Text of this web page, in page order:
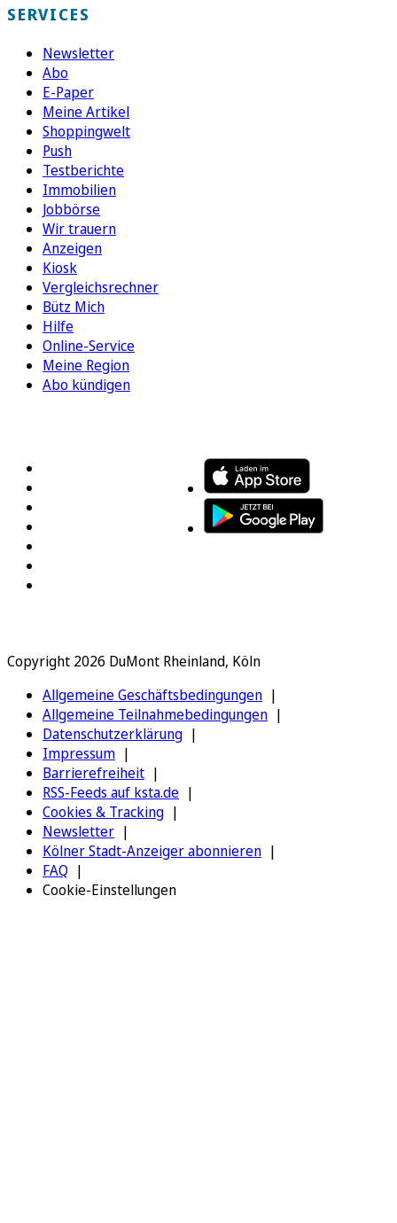
SERVICES
Newsletter
Abo
E-Paper
Meine Artikel
Shoppingwelt
Push
Testberichte
Immobilien
Jobbörse
Wir trauern
Anzeigen
Kiosk
Vergleichsrechner
Bütz Mich
Hilfe
Online-Service
Meine Region
Abo kündigen
Copyright 2026 DuMont Rheinland, Köln
Allgemeine Geschäftsbedingungen
Allgemeine Teilnahmebedingungen
Datenschutzerklärung
Impressum
Barrierefreiheit
RSS-Feeds auf ksta.de
Cookies & Tracking
Newsletter
Kölner Stadt-Anzeiger abonnieren
FAQ
Cookie-Einstellungen